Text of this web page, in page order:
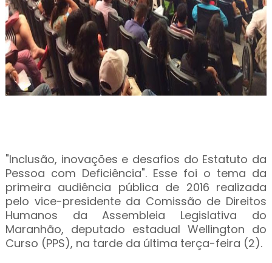
"Inclusão, inovações e desafios do Estatuto da
Pessoa com Deficiência". Esse foi o tema da
primeira audiência pública de 2016 realizada
pelo vice-presidente da Comissão de Direitos
Humanos da Assembleia Legislativa do
Maranhão, deputado estadual Wellington do
Curso (PPS), na tarde da última terça-feira (2).